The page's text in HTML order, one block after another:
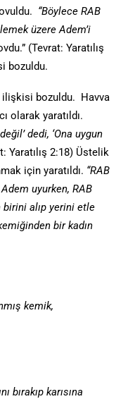
“Böylece RAB
üzere Adem’i
(Tevrat: Yaratılış
bozuldu.
ilişkisi bozuldu. Havva
olarak yaratıldı.
dedi, ‘Ona uygun
Yaratılış 2:18) Üstelik
için yaratıldı. “RAB
uyurken, RAB
birini alıp yerini etle
bir kadın
kemik,
bırakıp karısına